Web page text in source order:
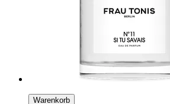
Warenkorb